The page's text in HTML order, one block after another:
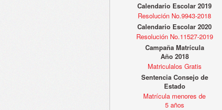
Calendario Escolar 2019
Resolución No.9943-2018
Calendario Escolar 2020
Resolución No.11527-2019
Campaña Matrícula
Año 2018
Matriculalos Gratis
Sentencia Consejo de
Estado
Matrícula menores de
5 años